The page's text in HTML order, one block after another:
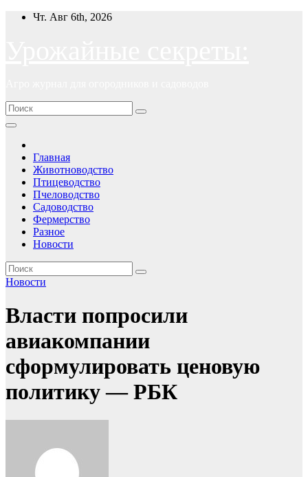
ПерейтиЧт. Авг 6th, 2026
Главная
Животноводство
Птицеводство
Пчеловодство
Садоводство
Фермерство
Разное
Новости
Новости
Власти попросили
авиакомпании
сформулировать ценовую
политику — РБК